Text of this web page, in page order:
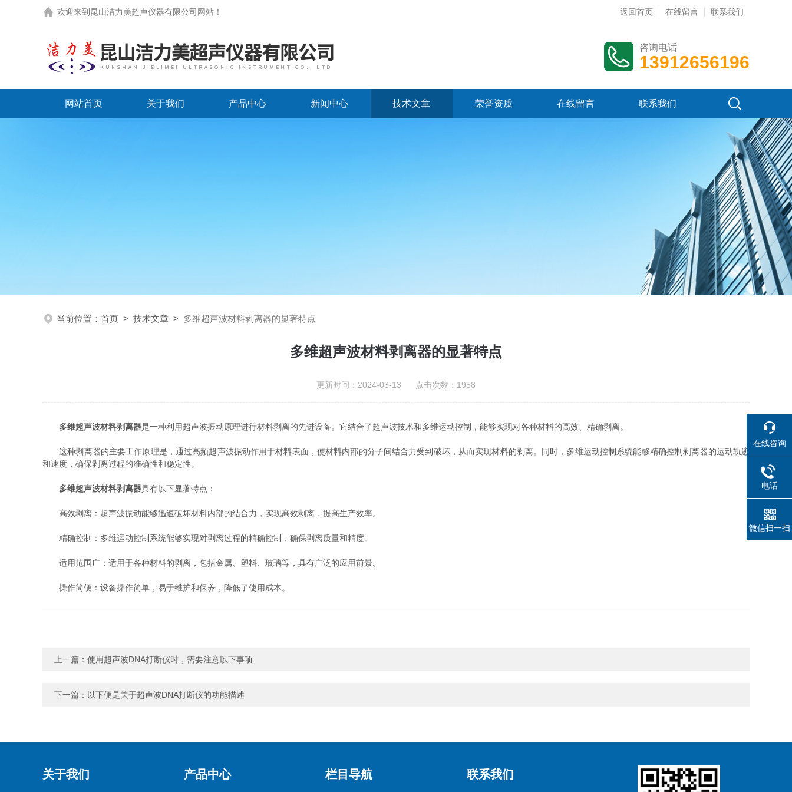
欢迎来到 昆山洁力美超声仪器有限公司网站 ！ 返回首页 在线留言 联系我们
咨询电话
13912656196
网站首页 关于我们 产品中心 新闻中心 技术文章 荣誉资质 在线留言 联系我们
当前位置： 首页 > 技术文章 > 多维超声波材料剥离器的显著特点
多维超声波材料剥离器的显著特点
更新时间：2024-03-13 点击次数：1958
多维超声波材料剥离器是一种利用超声波振动原理进行材料剥离的先进设备。它结合了超声波技术和多维运动控制，能够实现对各种材料的高效、精确剥离。
这种剥离器的主要工作原理是，通过高频超声波振动作用于材料表面，使材料内部的分子间结合力受到破坏，从而实现材料的剥离。同时，多维运动控制系统能够精确控制剥离器的运动轨迹
和速度，确保剥离过程的准确性和稳定性。
多维超声波材料剥离器具有以下显著特点：
高效剥离：超声波振动能够迅速破坏材料内部的结合力，实现高效剥离，提高生产效率。
精确控制：多维运动控制系统能够实现对剥离过程的精确控制，确保剥离质量和精度。
适用范围广：适用于各种材料的剥离，包括金属、塑料、玻璃等，具有广泛的应用前景。
操作简便：设备操作简单，易于维护和保养，降低了使用成本。
上一篇： 使用超声波DNA打断仪时，需要注意以下事项
下一篇： 以下便是关于超声波DNA打断仪的功能描述
关于我们 产品中心 栏目导航 联系我们
在线咨询
电话
微信扫一扫